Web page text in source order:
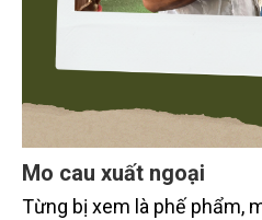
Mo cau xuất ngoại
Từng bị xem là phế phẩm,